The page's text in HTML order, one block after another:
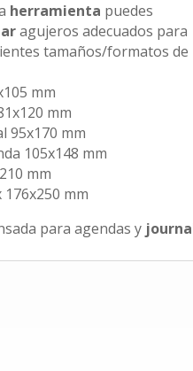
herramienta puedes
agujeros adecuados para
tamaños/formatos de
mm
mm
95x170 mm
105x148 mm
mm
176x250 mm
para agendas y